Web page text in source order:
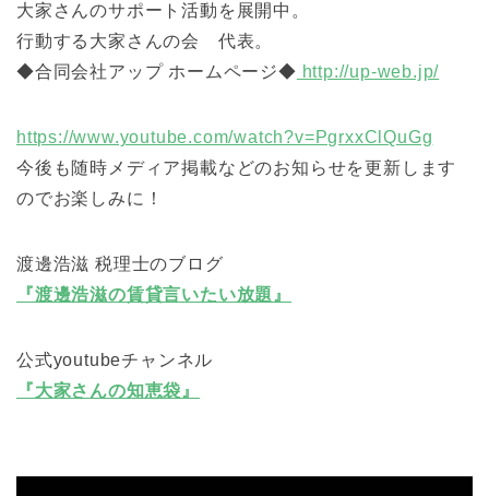
大家さんのサポート活動を展開中。
行動する大家さんの会 代表。
◆合同会社アップ ホームページ◆ http://up-web.jp/
https://www.youtube.com/watch?v=PgrxxClQuGg
今後も随時メディア掲載などのお知らせを更新します
のでお楽しみに！
渡邊浩滋 税理士のブログ
『渡邊浩滋の賃貸言いたい放題』
公式youtubeチャンネル
『大家さんの知恵袋』